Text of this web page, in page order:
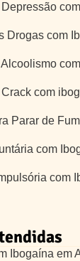
Drogas com
com
Parar de
com
com
Ibogaína em